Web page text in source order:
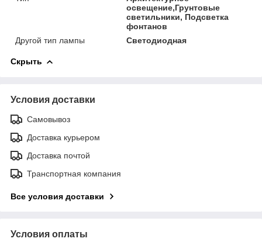
освещение,Грунтовые
светильники, Подсветка
фонтанов
Другой тип лампы
Светодиодная
Скрыть
Условия доставки
Самовывоз
Доставка курьером
Доставка почтой
Транспортная компания
Все условия доставки
Условия оплаты